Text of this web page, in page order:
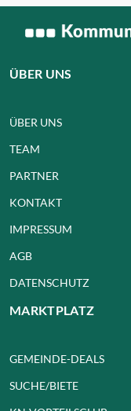
ÜBER UNS
ÜBER UNS
TEAM
PARTNER
KONTAKT
IMPRESSUM
AGB
DATENSCHUTZ
MARKTPLATZ
GEMEINDE-DEALS
SUCHE/BIETE